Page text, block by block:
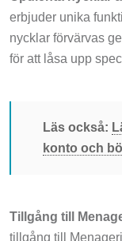
erbjuder unika
nycklar förvärvas
för att låsa upp
Läs också:
konto och
Tillgång till
tillgång till